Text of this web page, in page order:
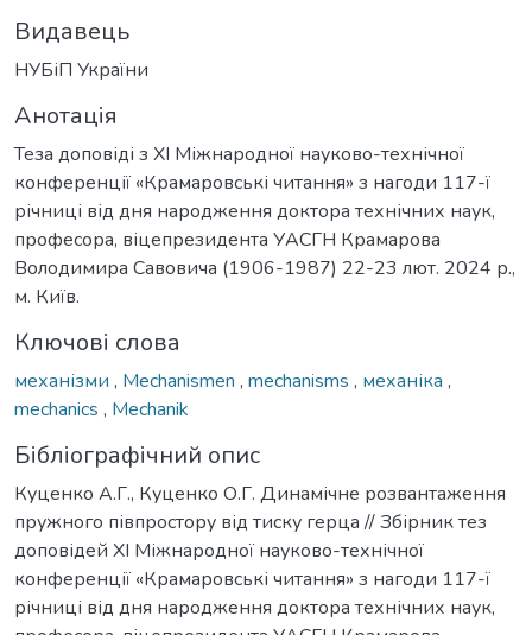
Видавець
НУБіП України
Анотація
Теза доповіді з ХІ Міжнародної науково-технічної
конференції «Крамаровські читання» з нагоди 117-ї
річниці від дня народження доктора технічних наук,
професора, віцепрезидента УАСГН Крамарова
Володимира Савовича (1906-1987) 22-23 лют. 2024 р.,
м. Київ.
Ключові слова
механізми , Mechanismen , mechanisms , механіка ,
mechanics , Mechanik
Бібліографічний опис
Куценко А.Г., Куценко О.Г. Динамічне розвантаження
пружного півпростору від тиску герца // Збірник тез
доповідей ХI Міжнародної науково-технічної
конференції «Крамаровські читання» з нагоди 117-ї
річниці від дня народження доктора технічних наук,